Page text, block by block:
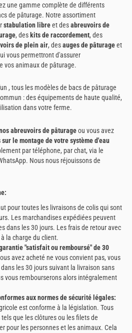
une gamme complète de différents
de pâturage. Notre assortiment
stabulation libreet desabreuvoirs de
, des kits de raccordement, des
de plein air, desauges de pâturageet
vous permettront d'assurer
vos animaux de pâturage.
, tous les modèles de bacs de pâturage
: des équipements de haute qualité,
dans votre ferme.
abreuvoirs de pâturageou vous avez
le montage de votre système d'eau
par téléphone, par chat, via le
Nous nous réjouissons de
pour toutes les livraisons de colis qui sont
Les marchandises expédiées peuvent
dans les 30 jours. Les frais de retour avec
la charge du client.
"satisfait ou remboursé" de 30
avez acheté ne vous convient pas, vous
les 30 jours suivant la livraison sans
vous rembourserons alors intégralement
aux normes de sécurité légales:
est conforme à la législation. Tous
que les clôtures ou les filets de
pour les personnes et les animaux. Cela